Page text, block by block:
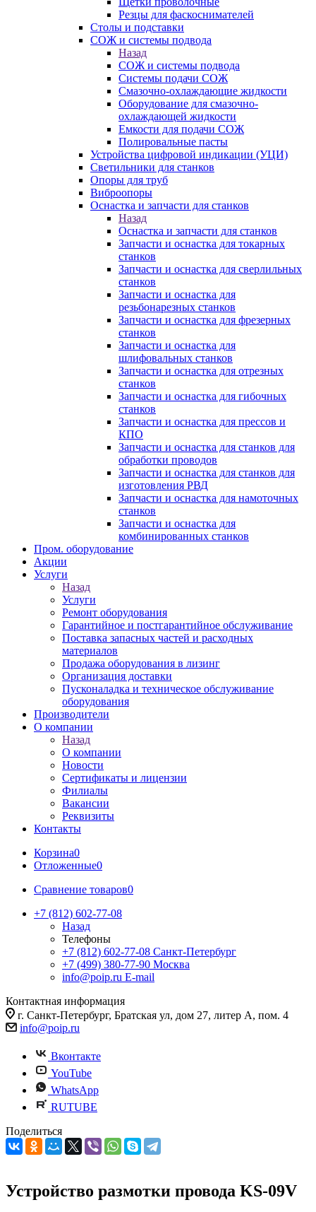
Резцы для фаскоснимателей
Столы и подставки
СОЖ и системы подвода
Назад
СОЖ и системы подвода
Системы подачи СОЖ
Смазочно-охлаждающие жидкости
Оборудование для смазочно-
охлаждающей жидкости
Емкости для подачи СОЖ
Полировальные пасты
Устройства цифровой индикации (УЦИ)
Светильники для станков
Опоры для труб
Виброопоры
Оснастка и запчасти для станков
Назад
Оснастка и запчасти для станков
Запчасти и оснастка для токарных
станков
Запчасти и оснастка для сверлильных
станков
Запчасти и оснастка для
резьбонарезных станков
Запчасти и оснастка для фрезерных
станков
Запчасти и оснастка для
шлифовальных станков
Запчасти и оснастка для отрезных
станков
Запчасти и оснастка для гибочных
станков
Запчасти и оснастка для прессов и
КПО
Запчасти и оснастка для станков для
обработки проводов
Запчасти и оснастка для станков для
изготовления РВД
Запчасти и оснастка для намоточных
станков
Запчасти и оснастка для
комбинированных станков
Пром. оборудование
Акции
Услуги
Назад
Услуги
Ремонт оборудования
Гарантийное и постгарантийное обслуживание
Поставка запасных частей и расходных
материалов
Продажа оборудования в лизинг
Организация доставки
Пусконаладка и техническое обслуживание
оборудования
Производители
О компании
Назад
О компании
Новости
Сертификаты и лицензии
Филиалы
Вакансии
Реквизиты
Контакты
Корзина0
Отложенные0
Сравнение товаров0
+7 (812) 602-77-08
Назад
Телефоны
+7 (812) 602-77-08 Санкт-Петербург
+7 (499) 380-77-90 Москва
info@poip.ru E-mail
Контактная информация
г. Санкт-Петербург, Братская ул, дом 27, литер А, пом. 4
info@poip.ru
Вконтакте
YouTube
WhatsApp
RUTUBE
Поделиться
Устройство размотки провода KS-09V